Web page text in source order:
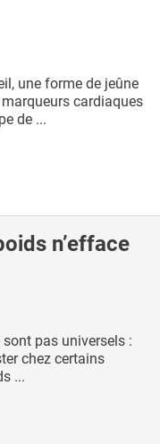
une forme de jeûne
cardiaques
de ...
n’efface
pas universels :
chez certains
...